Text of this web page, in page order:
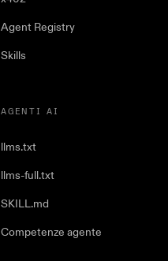
Agent Registry
Skills
AGENTI AI
llms.txt
llms-full.txt
SKILL.md
Competenze agente